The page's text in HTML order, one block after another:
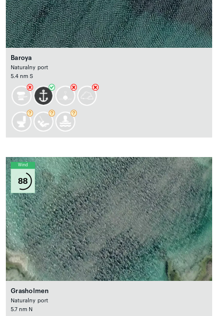
Baroya
Naturalny port
5.4 nm S
Wind
88
Grasholmen
Naturalny port
5.7 nm N